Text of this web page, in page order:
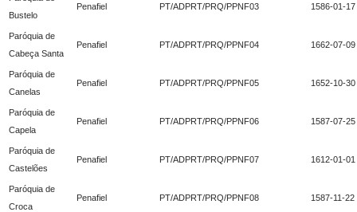
Bustelo
Penafiel PT/ADPRT/PRQ/PPNF03 1586-01-17
Paróquia de
Cabeça Santa
Penafiel PT/ADPRT/PRQ/PPNF04 1662-07-09
Paróquia de
Canelas
Penafiel PT/ADPRT/PRQ/PPNF05 1652-10-30
Paróquia de
Capela
Penafiel PT/ADPRT/PRQ/PPNF06 1587-07-25
Paróquia de
Castelões
Penafiel PT/ADPRT/PRQ/PPNF07 1612-01-01
Paróquia de
Croca
Penafiel PT/ADPRT/PRQ/PPNF08 1587-11-22